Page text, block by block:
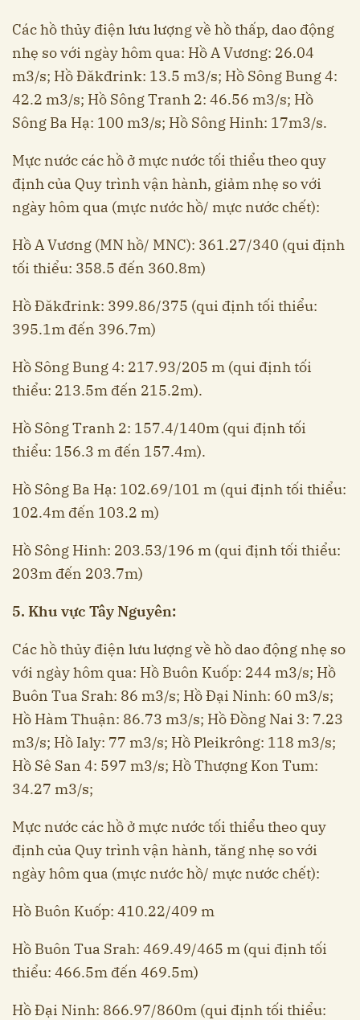
Các hồ thủy điện lưu lượng về hồ thấp, dao động
nhẹ so với ngày hôm qua: Hồ A Vương: 26.04
m3/s; Hồ Đăkđrink: 13.5 m3/s; Hồ Sông Bung 4:
42.2 m3/s; Hồ Sông Tranh 2: 46.56 m3/s; Hồ
Sông Ba Hạ: 100 m3/s; Hồ Sông Hinh: 17m3/s.
Mực nước các hồ ở mực nước tối thiểu theo quy
định của Quy trình vận hành, giảm nhẹ so với
ngày hôm qua (mực nước hồ/ mực nước chết):
Hồ A Vương (MN hồ/ MNC): 361.27/340 (qui định
tối thiểu: 358.5 đến 360.8m)
Hồ Đăkđrink: 399.86/375 (qui định tối thiểu:
395.1m đến 396.7m)
Hồ Sông Bung 4: 217.93/205 m (qui định tối
thiểu: 213.5m đến 215.2m).
Hồ Sông Tranh 2: 157.4/140m (qui định tối
thiểu: 156.3 m đến 157.4m).
Hồ Sông Ba Hạ: 102.69/101 m (qui định tối thiểu:
102.4m đến 103.2 m)
Hồ Sông Hinh: 203.53/196 m (qui định tối thiểu:
203m đến 203.7m)
5. Khu vực Tây Nguyên:
Các hồ thủy điện lưu lượng về hồ dao động nhẹ so
với ngày hôm qua: Hồ Buôn Kuốp: 244 m3/s; Hồ
Buôn Tua Srah: 86 m3/s; Hồ Đại Ninh: 60 m3/s;
Hồ Hàm Thuận: 86.73 m3/s; Hồ Đồng Nai 3: 7.23
m3/s; Hồ Ialy: 77 m3/s; Hồ Pleikrông: 118 m3/s;
Hồ Sê San 4: 597 m3/s; Hồ Thượng Kon Tum:
34.27 m3/s;
Mực nước các hồ ở mực nước tối thiểu theo quy
định của Quy trình vận hành, tăng nhẹ so với
ngày hôm qua (mực nước hồ/ mực nước chết):
Hồ Buôn Kuốp: 410.22/409 m
Hồ Buôn Tua Srah: 469.49/465 m (qui định tối
thiểu: 466.5m đến 469.5m)
Hồ Đại Ninh: 866.97/860m (qui định tối thiểu: